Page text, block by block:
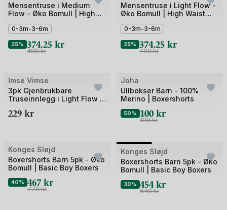
av
Mensentruse i Medium
Flow - Øko Bomull | High
0-3m-3-6m
25% 374.25 kr
499kr
av
Mensentruse i Light Flow -
Øko Bomull | High Waist
0-3m-3-6m
25% 374.25 kr
499kr
Imse Vimse
3pk Gjenbrukbare
Truseinnlegg i Light Flow -
Classic
229 kr
Outlet
Joha
Ullbokser Barn - 100%
Merino | Boxershorts
50% 100 kr
199kr
Outlet
Konges Sløjd
Boxershorts Barn 5pk - Øko
Bomull | Basic Boy Boxers
40% 467 kr
779kr
Outlet
Bilde
av
Konges Sløjd
Boxershorts Barn 5pk - Øko
Bomull | Basic Boy Boxers
30% 454kr
649kr